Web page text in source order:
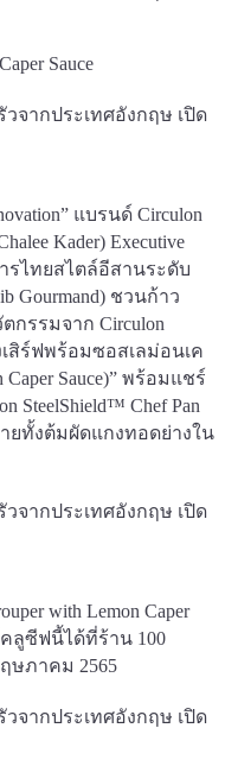
Sauce
แบรนด์ Circulon
Kader) Executive
ารไทยสไตล์อีสานระดับ
Gourmand) ชวนก้าว
รรมจาก Circulon
สิร์ฟพร้อมซอสเลม่อนเค
Caper Sauce)” พร้อมแชร์
SteelShield™ Chef Pan
ยทั้งต้มผัดแกงทอดย่างใน
with Lemon Caper
คลูซีฟนี้ได้ที่ร้าน 100
ฤษภาคม 2565